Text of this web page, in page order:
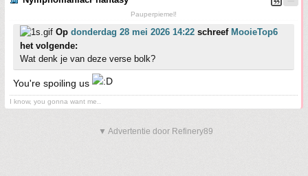
Pauperpiemel!
Op donderdag 28 mei 2026 14:22 schreef MooieTop6
het volgende:
Wat denk je van deze verse bolk?
You're spoiling us
I know, you gonna want me..
▼ Advertentie door Refinery89